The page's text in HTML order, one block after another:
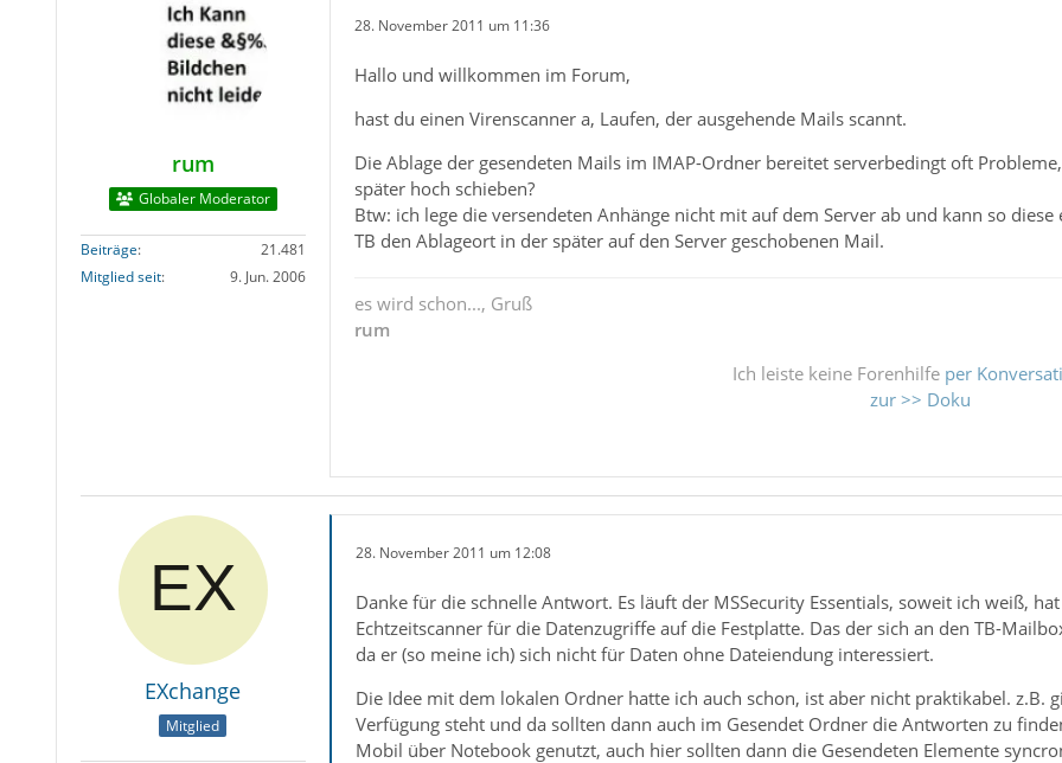
rum
Globaler Moderator
Beiträge
21.481
Mitglied seit
9. Jun. 2006
28. November 2011 um 11:36
Hallo und willkommen im Forum,
hast du einen Virenscanner a, Laufen, der ausgehende Mails scannt.
Die Ablage der gesendeten Mails im IMAP-Ordner bereitet serverbedingt oft
später hoch schieben?
Btw: ich lege die versendeten Anhänge nicht mit auf dem Server ab und kann so
TB den Ablageort in der später auf den Server geschobenen Mail.
es wird schon..., Gruß
rum
Ich leiste keine Forenhilfe per
zur >> Doku
EXchange
Mitglied
28. November 2011 um 12:08
Danke für die schnelle Antwort. Es läuft der MSSecurity Essentials, soweit ich weiß,
Echtzeitscanner für die Datenzugriffe auf die Festplatte. Das der sich an den TB-
da er (so meine ich) sich nicht für Daten ohne Dateiendung interessiert.
Die Idee mit dem lokalen Ordner hatte ich auch schon, ist aber nicht praktikabel. z.B.
Verfügung steht und da sollten dann auch im Gesendet Ordner die Antworten zu
Mobil über Notebook genutzt, auch hier sollten dann die Gesendeten Elemente